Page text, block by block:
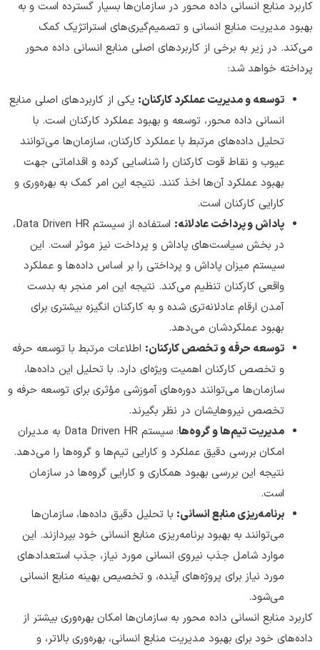
کاربرد منابع انسانی داده محور در سازمان‌ها بسیار گسترده است و به
بهبود مدیریت منابع انسانی و تصمیم‌گیری‌های استراتژیک کمک
می‌کند. در زیر به برخی از کاربردهای اصلی منابع انسانی داده محور
پرداخته خواهد شد:
توسعه و مدیریت عملکرد کارکنان: یکی از کاربردهای اصلی منابع
انسانی داده محور، توسعه و بهبود عملکرد کارکنان است. با
تحلیل داده‌های مرتبط با عملکرد کارکنان، سازمان‌ها می‌توانند
عیوب و نقاط قوت کارکنان را شناسایی کرده و اقداماتی جهت
بهبود عملکرد آن‌ها اخذ کنند. نتیجه این امر کمک به بهره‌وری و
کارایی کارکنان است.
پاداش و پرداخت عادلانه:
استفاده از سیستم Data Driven HR،
در بخش سیاست‌های پاداش و پرداخت نیز موثر است. این
سیستم میزان پاداش و پرداختی را بر اساس داده‌ها و عملکرد
واقعی کارکنان تنظیم می‌کند. نتیجه این امر منجر به بدست
آمدن ارقام عادلانه‌تری شده و به کارکنان انگیزه بیشتری برای
بهبود عملکردشان می‌دهد.
توسعه حرفه و تخصص‌ کارکنان: اطلاعات مرتبط با توسعه حرفه‌
و تخصص کارکنان اهمیت ویژه‌ای دارد. با تحلیل این داده‌ها،
سازمان‌ها می‌توانند دوره‌های آموزشی مؤثری برای توسعه حرفه‌ و
تخصص نیروهایشان در نظر بگیرند.
مدیریت تیم‌ها و گروه‌ها
: سیستم Data Driven HR به مدیران
امکان بررسی دقیق عملکرد و کارایی تیم‌ها و گروه‌ها را می‌دهد.
نتیجه این بررسی بهبود همکاری و کارایی گروه‌ها در سازمان
است.
برنامه‌ریزی منابع انسانی: با تحلیل دقیق داده‌ها، سازمان‌ها
می‌توانند به بهبود برنامه‌ریزی منابع انسانی خود بپردازند. این
موارد شامل جذب نیروی انسانی مورد نیاز، جذب استعدادهای
مورد نیاز برای پروژه‌های آینده، و تخصیص بهینه منابع انسانی
می‌شود.
کاربرد منابع انسانی داده محور به سازمان‌ها امکان بهره‌وری بیشتر از
داده‌های خود برای بهبود مدیریت منابع انسانی، بهره‌وری بالاتر، و